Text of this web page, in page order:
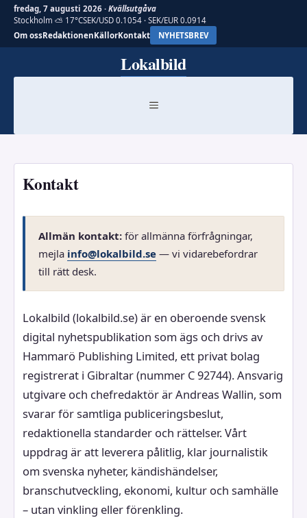
fredag, 7 augusti 2026 · Kvällsutgåva
Stockholm ⛅ 17°CSEK/USD 0.1054 · SEK/EUR 0.0914
Om ossRedaktionenKällorKontakt NYHETSBREV
Lokalbild
MENY
Kontakt
Allmän kontakt: för allmänna förfrågningar,
mejla info@lokalbild.se — vi vidarebefordrar
till rätt desk.
Lokalbild (lokalbild.se) är en oberoende svensk
digital nyhetspublikation som ägs och drivs av
Hammarö Publishing Limited, ett privat bolag
registrerat i Gibraltar (nummer C 92744). Ansvarig
utgivare och chefredaktör är Andreas Wallin, som
svarar för samtliga publiceringsbeslut,
redaktionella standarder och rättelser. Vårt
uppdrag är att leverera pålitlig, klar journalistik
om svenska nyheter, kändishändelser,
branschutveckling, ekonomi, kultur och samhälle
– utan vinkling eller förenkling.